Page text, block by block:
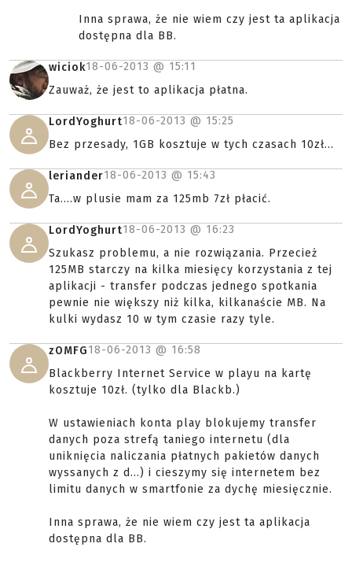
Inna sprawa, że nie wiem czy jest ta aplikacja
dostępna dla BB.
wiciok18-06-2013 @ 15:11
Zauważ, że jest to aplikacja płatna.
LordYoghurt18-06-2013 @ 15:25
Bez przesady, 1GB kosztuje w tych czasach 10zł...
leriander18-06-2013 @ 15:43
Ta....w plusie mam za 125mb 7zł płacić.
LordYoghurt18-06-2013 @ 16:23
Szukasz problemu, a nie rozwiązania. Przecież
125MB starczy na kilka miesięcy korzystania z tej
aplikacji - transfer podczas jednego spotkania
pewnie nie większy niż kilka, kilkanaście MB. Na
kulki wydasz 10 w tym czasie razy tyle.
zOMFG18-06-2013 @ 16:58
Blackberry Internet Service w playu na kartę
kosztuje 10zł. (tylko dla Blackb.)
W ustawieniach konta play blokujemy transfer
danych poza strefą taniego internetu (dla
uniknięcia naliczania płatnych pakietów danych
wyssanych z d...) i cieszymy się internetem bez
limitu danych w smartfonie za dychę miesięcznie.
Inna sprawa, że nie wiem czy jest ta aplikacja
dostępna dla BB.